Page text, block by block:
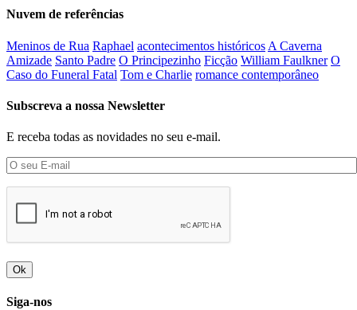
Nuvem de referências
Meninos de Rua Raphael acontecimentos históricos A Caverna
Amizade Santo Padre O Principezinho Ficção William Faulkner O
Caso do Funeral Fatal Tom e Charlie romance contemporâneo
Subscreva a nossa Newsletter
E receba todas as novidades no seu e-mail.
Ok
Siga-nos